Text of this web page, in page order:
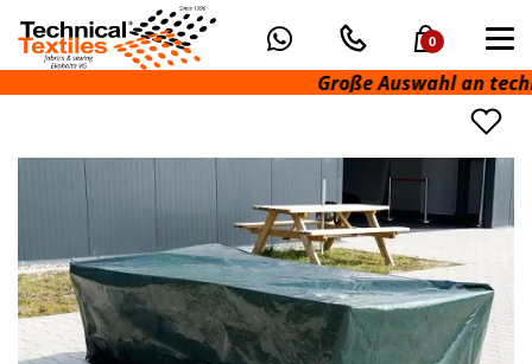
0
Große Auswahl an